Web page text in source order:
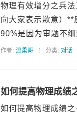
物理有效增分之兵
向大家表示歉意）
90%是因为审题不
作者: 温柔哥 分类: 对话
如何提高物理成绩
如何提高物理成绩